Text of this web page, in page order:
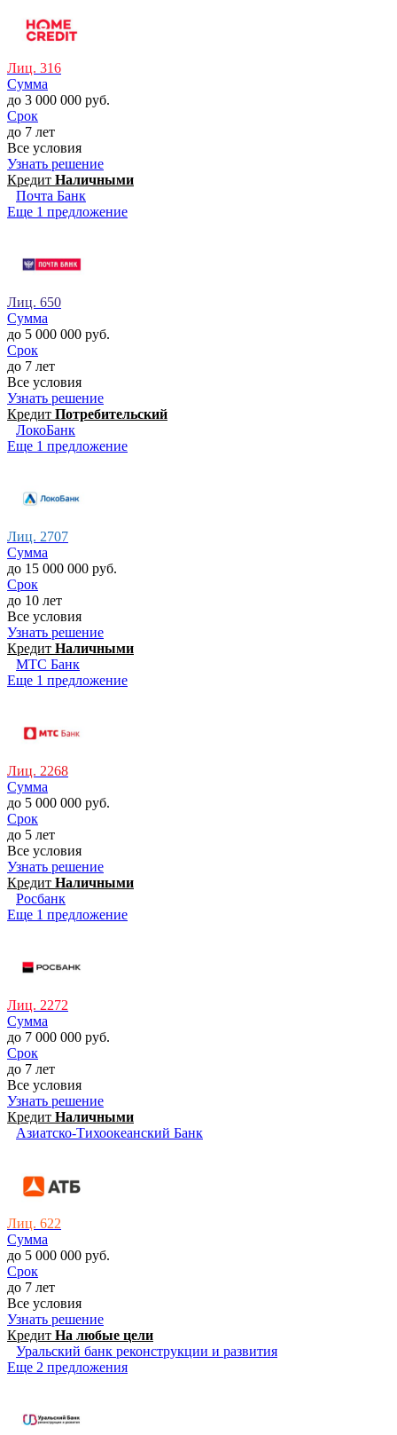
Лиц. 316
Сумма
до 3 000 000 руб.
Срок
до 7 лет
Все условия
Узнать решение
Кредит Наличными
Почта Банк
Еще 1 предложение
Лиц. 650
Сумма
до 5 000 000 руб.
Срок
до 7 лет
Все условия
Узнать решение
Кредит Потребительский
ЛокоБанк
Еще 1 предложение
Лиц. 2707
Сумма
до 15 000 000 руб.
Срок
до 10 лет
Все условия
Узнать решение
Кредит Наличными
МТС Банк
Еще 1 предложение
Лиц. 2268
Сумма
до 5 000 000 руб.
Срок
до 5 лет
Все условия
Узнать решение
Кредит Наличными
Росбанк
Еще 1 предложение
Лиц. 2272
Сумма
до 7 000 000 руб.
Срок
до 7 лет
Все условия
Узнать решение
Кредит Наличными
Азиатско-Тихоокеанский Банк
Лиц. 622
Сумма
до 5 000 000 руб.
Срок
до 7 лет
Все условия
Узнать решение
Кредит На любые цели
Уральский банк реконструкции и развития
Еще 2 предложения